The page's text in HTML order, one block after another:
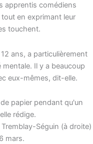
apprentis comédiens
en exprimant leur
touchent.
ans, a particulièrement
mentale. Il y a beaucoup
eux-mêmes, dit-elle.
Séguin (à droite)
mars.